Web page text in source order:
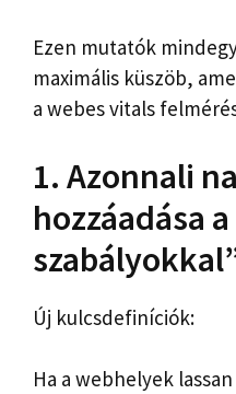
Ezen mutatók
maximális küszöb,
a webes vitals
1. Azonnali
hozzáadása
Új kulcsdefiníciók:
Ha a webhelyek